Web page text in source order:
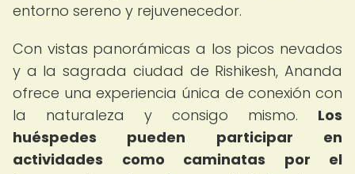
entorno sereno y rejuvenecedor.
Con vistas panorámicas a los picos nevados
y a la sagrada ciudad de Rishikesh, Ananda
ofrece una experiencia única de conexión con
la naturaleza y consigo mismo. Los
huéspedes pueden participar en
actividades como caminatas por el